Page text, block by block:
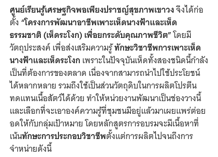
ศูนย์เรียนรู้เศรษฐกิจพอเพียงปราชญ์สุขภาพเขาวงจึงได้ก่อ
ตั้ง “โครงการพัฒนาอาชีพเพาะเห็ดนางฟ้าและเห็ด
ธรรมชาติ (เห็ดระโงก) เพื่อยกระดับคุณภาพชีวิต”โดยมี
วัตถุประสงค์ เพื่อส่งเสริมความรู้ทักษะวิชาชีพการเพาะเห็ด
นางฟ้าและเห็ดระโงก เพราะในปัจจุบันเห็ดทั้งสองชนิดนี้กำลัง
เป็นที่ต้องการของตลาด เนื่องจากสามารถนำไปใช้ประโยชน์
ได้หลากหลาย รวมถึงใช้เป็นส่วนวัตถุดิบในการผลิตโปรตีน
ทดแทนเนื้อสัตว์ได้ด้วย ทำให้หน่วยงานพัฒนาเป็นช่องวางนี้
และเลือกที่จะเอาองค์ความรู้ที่ชุมชนมีอยู่แล้วมาเผยแพร่ต่อย
อดให้กับกลุ่มเป้าหมาย โดยหลักสูตรการอบรมจะมีเนื้อหาที่
เน้นทักษะการประกอบวิชาชีพตั้งแต่การผลิตไปจนถึงการ
จำหน่ายดังนี้